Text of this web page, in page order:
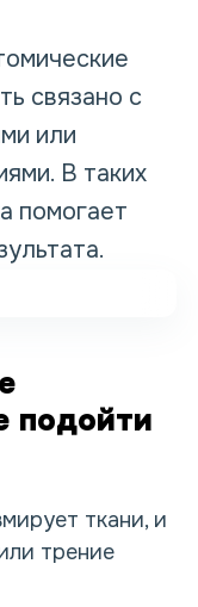
связано с
или
В таких
помогает
подойти
ткани, и
трение